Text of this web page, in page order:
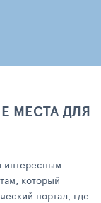
МЕСТА ДЛЯ
интересным
который
портал, где